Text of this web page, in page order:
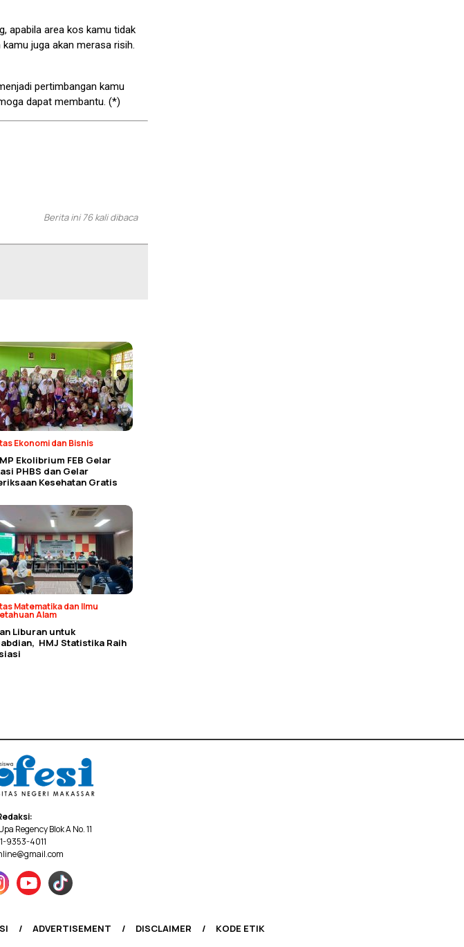
apabila area kos kamu tidak
juga akan merasa risih.
pertimbangan kamu
dapat membantu. (*)
Berita ini 76 kali dibaca
Ekonomi dan Bisnis
Ekolibrium FEB Gelar
PHBS dan Gelar
Kesehatan Gratis
Matematika dan Ilmu
Alam
Liburan untuk
HMJ Statistika Raih
Regency Blok A No. 11
9353-4011
ADVERTISEMENT DISCLAIMER KODE ETIK